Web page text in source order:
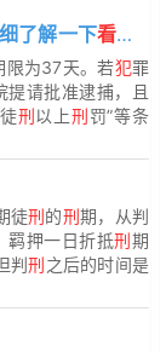
了解一下看守所
限为37天。若犯罪
提请批准逮捕，且
刑以上刑罚”等条
徒刑的刑期，从判
羁押一日折抵刑期
判刑之后的时间是